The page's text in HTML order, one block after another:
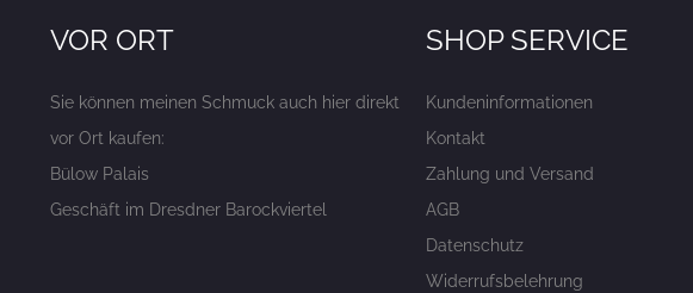
VOR ORT
Sie können meinen Schmuck auch hier direkt
vor Ort kaufen:
Bülow Palais
Geschäft im Dresdner Barockviertel
SHOP SERVICE
Kundeninformationen
Kontakt
Zahlung und Versand
AGB
Datenschutz
Widerrufsbelehrung